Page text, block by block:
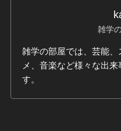
雑学
雑学の部屋では、芸能
メ、音楽など様々な出
す。